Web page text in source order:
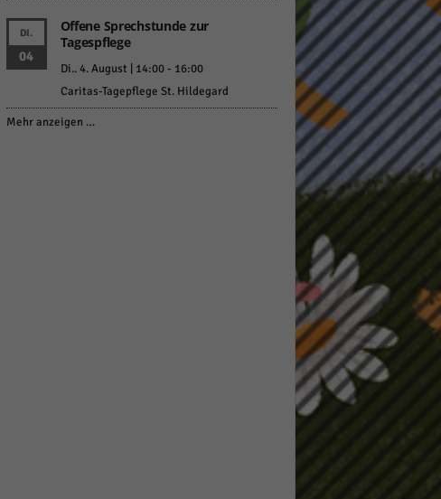
DI.
04
Offene Sprechstunde zur
Tagespflege
Di.. 4. August | 14:00- 16:00
Caritas-Tagepflege St. Hildegard
Mehr anzeigen …